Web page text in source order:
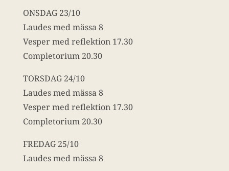
ONSDAG 23/10
Laudes med mässa 8
Vesper med reflektion 17.30
Completorium 20.30
TORSDAG 24/10
Laudes med mässa 8
Vesper med reflektion 17.30
Completorium 20.30
FREDAG 25/10
Laudes med mässa 8